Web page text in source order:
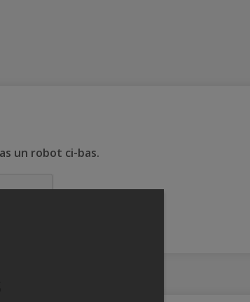
un robot ci-bas.